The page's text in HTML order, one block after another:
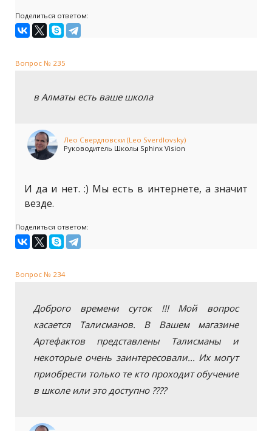
Поделиться ответом:
Вопрос № 235
в Алматы есть ваше школа
Лео Свердловски (Leo Sverdlovsky)
Руководитель Школы Sphinx Vision
И да и нет. :) Мы есть в интернете, а значит
везде.
Поделиться ответом:
Вопрос № 234
Доброго времени суток !!! Мой вопрос
касается Талисманов. В Вашем магазине
Артефактов представлены Талисманы и
некоторые очень заинтересовали... Их могут
приобрести только те кто проходит обучение
в школе или это доступно ????